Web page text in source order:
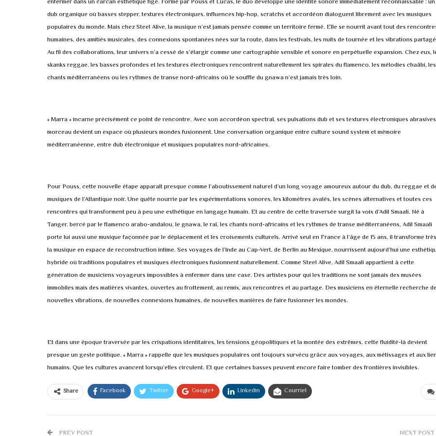
enfermer dans un carcan esthétique figé. Formé par Pouss et Lucas, le duo développe une identité sonore immédiatement reconnaissable : un
dub organique où basses stepper, textures électroniques, influences hip-hop, scratchs et accordéon dialoguent librement avec les musiques
populaires du monde. Mais chez Steel Alive, la musique n’est jamais pensée comme un territoire fermé. Elle se nourrit avant tout des
humaines, des amitiés musicales, des connexions spontanées nées sur la route, dans les festivals, les nuits de tournée et les vibrations
Au fil des collaborations, leur univers n’a cessé de s’élargir comme une cartographie sensible et sonore en perpétuelle expansion. Chez eux,
skanks reggae, les basses profondes et les textures électroniques rencontrent naturellement les spirales du flamenco, les mélodies chaâbi, les
chants méditerranéens ou les rythmes de transe nord-africains où le souffle du gnawa n’est jamais très loin.
« Marra » incarne précisément ce point de rencontre. Avec son accordéon spectral, ses pulsations dub et ses textures électroniques
morceau devient un espace où plusieurs mondes fusionnent. Une conversation organique entre culture sound system et mémoire
méditerranéenne, entre dub électronique et musiques populaires nord-africaines.
Pour Pouss, cette nouvelle étape apparaît presque comme l’aboutissement naturel d’un long voyage amoureux autour du dub, du reggae et
musiques de l’Atlantique noir. Une quête nourrie par les expérimentations sonores, les kilomètres avalés, les scènes alternatives et toutes ces
rencontres qui transforment peu à peu une esthétique en langage humain. Et au centre de cette traversée surgit la voix d’Adil Smaali. Né à
Tanger, bercé par le flamenco arabo-andalou, le gnawa, le raï, les chants nord-africains et les rythmes de transe méditerranéens, Adil Smaali
porte lui aussi une musique façonnée par le déplacement et les croisements culturels. Arrivé seul en France à l’âge de 15 ans, il transforme
la musique en espace de reconstruction intime. Ses voyages de l’Inde au Cap-Vert, de Berlin au Mexique, nourrissent aujourd’hui une
hybride où traditions populaires et musiques électroniques fusionnent naturellement. Comme Steel Alive, Adil Smaali appartient à cette
génération de musiciens voyageurs impossibles à enfermer dans une case. Des artistes pour qui les traditions ne sont jamais des musées
immobiles mais des matières vivantes, ouvertes au frottement, au remix, aux rencontres et au partage. Des musiciens en éternelle recherche de
nouvelles vibrations, de nouvelles connexions humaines, de nouvelles manières de faire fusionner les mondes.
Et dans une époque traversée par les crispations identitaires, les tensions géopolitiques et la montée des extrêmes, cette fluidité-là devient
presque un geste politique. « Marra » rappelle que les musiques populaires ont toujours survécu grâce aux voyages, aux métissages et aux
humains. Que les cultures avancent lorsqu’elles circulent. Et que certaines basses peuvent encore faire tomber des frontières invisibles.
Share Facebook Twitter Google+ Linkedin Courriel
PREV POST NEXT POST